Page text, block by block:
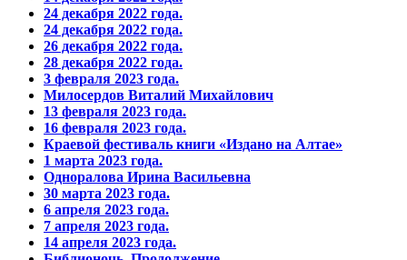
24 декабря 2022 года.
24 декабря 2022 года.
26 декабря 2022 года.
28 декабря 2022 года.
3 февраля 2023 года.
Милосердов Виталий Михайлович
13 февраля 2023 года.
16 февраля 2023 года.
Краевой фестиваль книги «Издано на Алтае»
1 марта 2023 года.
Одноралова Ирина Васильевна
30 марта 2023 года.
6 апреля 2023 года.
7 апреля 2023 года.
14 апреля 2023 года.